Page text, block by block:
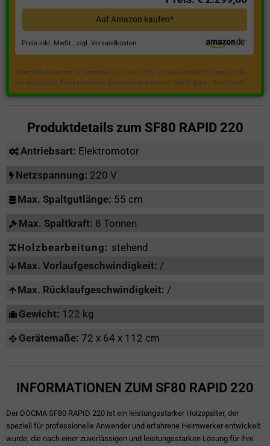
Auf Amazon kaufen*
Preis inkl. MwSt., zzgl. Versandkosten
Zuletzt aktualisiert am 18. Dezember 2023 um 21:50 . Ich weise darauf hin, dass sich die
hier angezeigten Preise inzwischen geändert haben können. Alle Angaben ohne Gewähr.
Produktdetails zum SF80 RAPID 220
Antriebsart: Elektromotor
Netzspannung: 220 V
Max. Spaltgutlänge: 55 cm
Max. Spaltkraft: 8 Tonnen
Holzbearbeitung: stehend
Max. Vorlaufgeschwindigkeit: /
Max. Rücklaufgeschwindigkeit: /
Gewicht: 122 kg
Gerätemaße: 72 x 64 x 112 cm
INFORMATIONEN ZUM SF80 RAPID 220
Der DOCMA SF80 RAPID 220 ist ein leistungsstarker Holzspalter, der
speziell für professionelle Anwender und erfahrene Heimwerker entwickelt
wurde, die nach einer zuverlässigen und leistungsstarken Lösung für ihre